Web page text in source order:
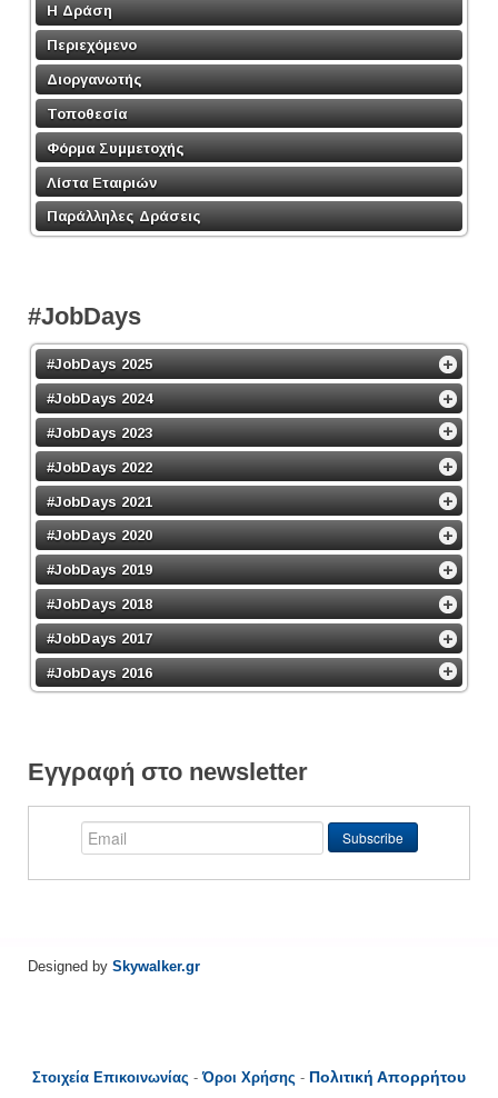
Η Δράση
Περιεχόμενο
Διοργανωτής
Τοποθεσία
Φόρμα Συμμετοχής
Λίστα Εταιριών
Παράλληλες Δράσεις
#JobDays
#JobDays 2025
#JobDays 2024
#JobDays 2023
#JobDays 2022
#JobDays 2021
#JobDays 2020
#JobDays 2019
#JobDays 2018
#JobDays 2017
#JobDays 2016
Εγγραφή στο newsletter
Designed by Skywalker.gr
Στοιχεία Επικοινωνίας -Όροι Χρήσης - Πολιτική Απορρήτου